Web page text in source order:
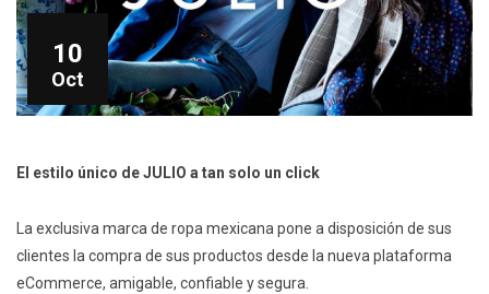
10
Oct
El estilo único de JULIO a tan solo un click
La exclusiva marca de ropa mexicana pone a disposición de sus
clientes la compra de sus productos desde la nueva plataforma
eCommerce, amigable, confiable y segura.